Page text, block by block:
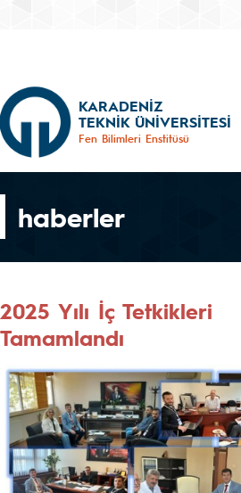
KARADENİZ
TEKNİK ÜNİVERSİTESİ
Fen Bilimleri Enstitüsü
haberler
2025 Yılı İç Tetkikleri
Tamamlandı